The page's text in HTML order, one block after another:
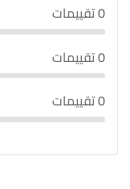
0 تقييمات
0 تقييمات
0 تقييمات